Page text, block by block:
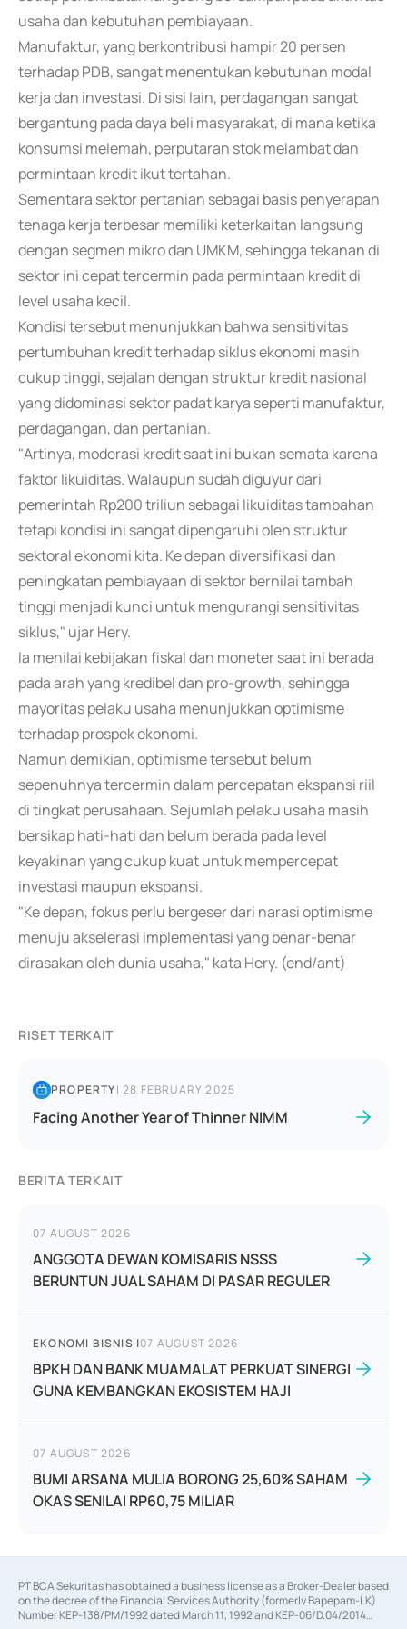
usaha dan kebutuhan pembiayaan.
Manufaktur, yang berkontribusi hampir 20 persen
terhadap PDB, sangat menentukan kebutuhan modal
kerja dan investasi. Di sisi lain, perdagangan sangat
bergantung pada daya beli masyarakat, di mana ketika
konsumsi melemah, perputaran stok melambat dan
permintaan kredit ikut tertahan.
Sementara sektor pertanian sebagai basis penyerapan
tenaga kerja terbesar memiliki keterkaitan langsung
dengan segmen mikro dan UMKM, sehingga tekanan di
sektor ini cepat tercermin pada permintaan kredit di
level usaha kecil.
Kondisi tersebut menunjukkan bahwa sensitivitas
pertumbuhan kredit terhadap siklus ekonomi masih
cukup tinggi, sejalan dengan struktur kredit nasional
yang didominasi sektor padat karya seperti manufaktur,
perdagangan, dan pertanian.
"Artinya, moderasi kredit saat ini bukan semata karena
faktor likuiditas. Walaupun sudah diguyur dari
pemerintah Rp200 triliun sebagai likuiditas tambahan
tetapi kondisi ini sangat dipengaruhi oleh struktur
sektoral ekonomi kita. Ke depan diversifikasi dan
peningkatan pembiayaan di sektor bernilai tambah
tinggi menjadi kunci untuk mengurangi sensitivitas
siklus," ujar Hery.
Ia menilai kebijakan fiskal dan moneter saat ini berada
pada arah yang kredibel dan pro-growth, sehingga
mayoritas pelaku usaha menunjukkan optimisme
terhadap prospek ekonomi.
Namun demikian, optimisme tersebut belum
sepenuhnya tercermin dalam percepatan ekspansi riil
di tingkat perusahaan. Sejumlah pelaku usaha masih
bersikap hati-hati dan belum berada pada level
keyakinan yang cukup kuat untuk mempercepat
investasi maupun ekspansi.
"Ke depan, fokus perlu bergeser dari narasi optimisme
menuju akselerasi implementasi yang benar-benar
dirasakan oleh dunia usaha," kata Hery. (end/ant)
RISET TERKAIT
PROPERTY|28 FEBRUARY 2025
Facing Another Year of Thinner NIMM
BERITA TERKAIT
07 AUGUST 2026
ANGGOTA DEWAN KOMISARIS NSSS
BERUNTUN JUAL SAHAM DI PASAR REGULER
EKONOMI BISNIS |07 AUGUST 2026
BPKH DAN BANK MUAMALAT PERKUAT SINERGI
GUNA KEMBANGKAN EKOSISTEM HAJI
07 AUGUST 2026
BUMI ARSANA MULIA BORONG 25,60% SAHAM
OKAS SENILAI RP60,75 MILIAR
PT BCA Sekuritas has obtained a business license as a Broker-Dealer based
on the decree of the Financial Services Authority (formerly Bapepam-LK)
Number KEP-138/PM/1992 dated March 11, 1992 and KEP-06/D.04/2014